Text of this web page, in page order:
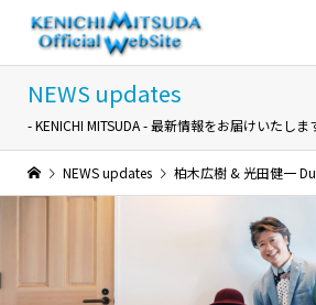
NEWS updates
- KENICHI MITSUDA - 最新情報をお届けいたしま
NEWS updates 柏木広樹 & 光田健一 Duo Live Tour 2023 “二人旅”